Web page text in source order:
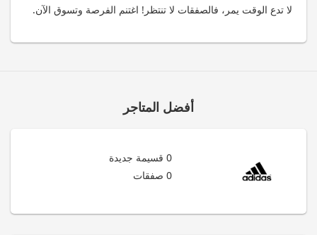
لا تدع الوقت يمر، فالصفقات لا تنتظر! اغتنم الفرصة وتسوق الآن.
أفضل المتاجر
0 قسيمة جديدة
0 صفقات